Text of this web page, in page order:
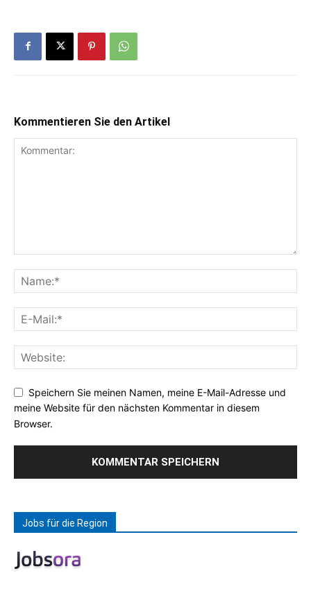
Kommentieren Sie den Artikel
Speichern Sie meinen Namen, meine E-Mail-Adresse und
meine Website für den nächsten Kommentar in diesem
Browser.
Jobs für die Region